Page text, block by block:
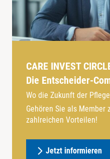
CARE INVEST
Die Entscheider-
Wo die Zukunft der
Gehören Sie als
zahlreichen Vorteilen!
Jetzt informieren